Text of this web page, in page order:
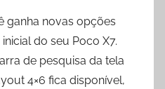
ganha novas opções
do seu Poco X7.
de pesquisa da tela
4×6 fica disponível,